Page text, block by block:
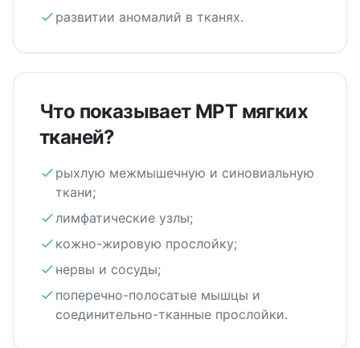
развитии аномалий в тканях.
Что показывает МРТ мягких
тканей?
рыхлую межмышечную и синовиальную
ткани;
лимфатические узлы;
кожно-жировую прослойку;
нервы и сосуды;
поперечно-полосатые мышцы и
соединительно-тканные прослойки.